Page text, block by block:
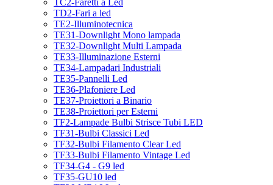
TC2-Faretti a Led
TD2-Fari a led
TE2-Illuminotecnica
TE31-Downlight Mono lampada
TE32-Downlight Multi Lampada
TE33-Illuminazione Esterni
TE34-Lampadari Industriali
TE35-Pannelli Led
TE36-Plafoniere Led
TE37-Proiettori a Binario
TE38-Proiettori per Esterni
TF2-Lampade Bulbi Strisce Tubi LED
TF31-Bulbi Classici Led
TF32-Bulbi Filamento Clear Led
TF33-Bulbi Filamento Vintage Led
TF34-G4 - G9 led
TF35-GU10 led